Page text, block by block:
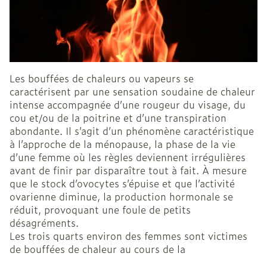
Les bouffées de chaleurs ou vapeurs se
caractérisent par une sensation soudaine de chaleur
intense accompagnée d’une rougeur du visage, du
cou et/ou de la poitrine et d’une transpiration
abondante. Il s’agit d’un phénomène caractéristique
à l’approche de la ménopause, la phase de la vie
d’une femme où les règles deviennent irrégulières
avant de finir par disparaître tout à fait. À mesure
que le stock d’ovocytes s’épuise et que l’activité
ovarienne diminue, la production hormonale se
réduit, provoquant une foule de petits
désagréments.
Les trois quarts environ des femmes sont victimes
de bouffées de chaleur au cours de la